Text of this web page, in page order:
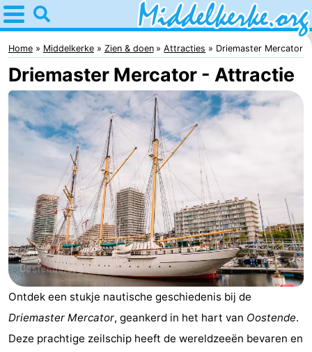
Home
Middelkerke
Tips
Voor
kinderen
Overnachten
Appartementen
Holiday
Suites
Nieuwpoort
Holiday
Suites
Bed
(&
Campings
Home Middelkerke Zien & doen Attracties Driemaster Mercator
Driemaster Mercator - Attractie
Ontdek een stukje nautische geschiedenis bij de
Driemaster Mercator, geankerd in het hart van Oostende.
Deze prachtige zeilschip heeft de wereldzeeën bevaren en